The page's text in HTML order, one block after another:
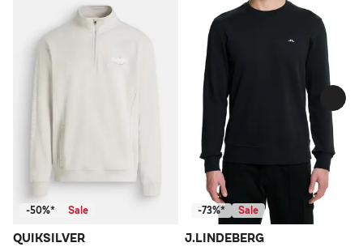
-50%* Sale
QUIKSILVER
-73%* Sale
J.LINDEBERG